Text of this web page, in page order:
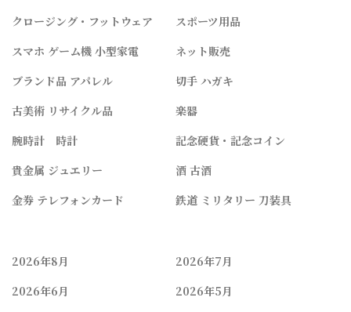
クロージング・フットウェア
スポーツ用品
スマホ ゲーム機 小型家電
ネット販売
ブランド品 アパレル
切手 ハガキ
古美術 リサイクル品
楽器
腕時計 時計
記念硬貨・記念コイン
貴金属 ジュエリー
酒 古酒
金券 テレフォンカード
鉄道 ミリタリー 刀装具
2026年8月
2026年7月
2026年6月
2026年5月